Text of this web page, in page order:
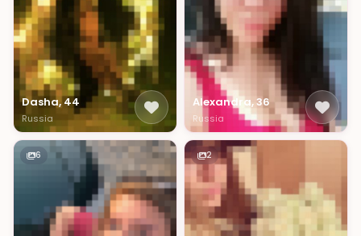
Dasha, 44
Russia
Alexandra, 36
Russia
6 2